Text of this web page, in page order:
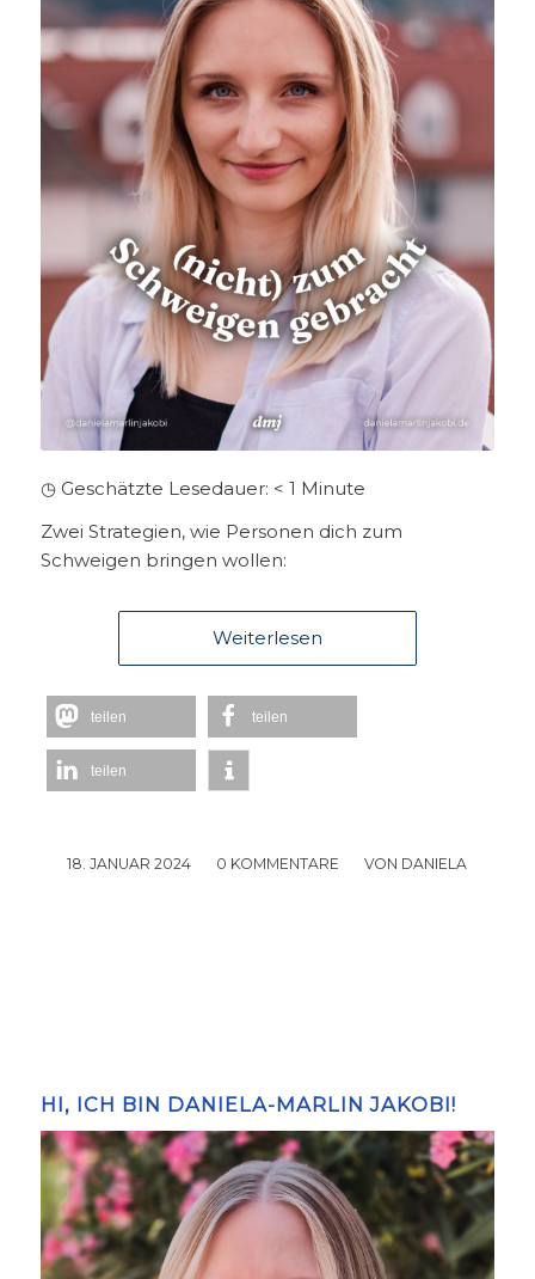
◷ Geschätzte Lesedauer: < 1 Minute
Zwei Strategien, wie Personen dich zum
Schweigen bringen wollen:
Weiterlesen
teilen teilen
teilen
18. JANUAR 2024
/ 0 KOMMENTARE
/ VON DANIELA
HI, ICH BIN DANIELA-MARLIN JAKOBI!